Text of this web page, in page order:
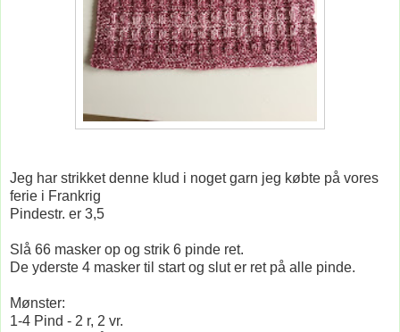
Jeg har strikket denne klud i noget garn jeg købte på vores
ferie i Frankrig
Pindestr. er 3,5
Slå 66 masker op og strik 6 pinde ret.
De yderste 4 masker til start og slut er ret på alle pinde.
Mønster:
1-4 Pind - 2 r, 2 vr.